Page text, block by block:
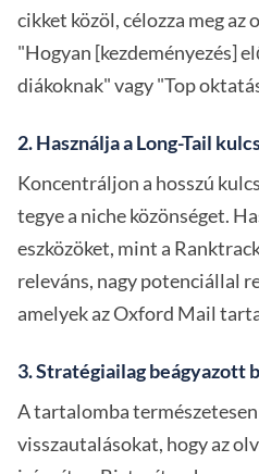
cikket közöl, célozza meg
"Hogyan [kezdeményezés]
diákoknak" vagy "Top
2. Használja a Long-Tail
Koncentráljon a hosszú
tegye a niche közönséget.
eszközöket, mint a
releváns, nagy potenciállal
amelyek az Oxford Mail
3. Stratégiailag beágyazott
A tartalomba
visszautalásokat, hogy az